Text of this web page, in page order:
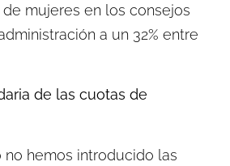
mujeres en los consejos
a un 32% entre
de las cuotas de
no hemos introducido las